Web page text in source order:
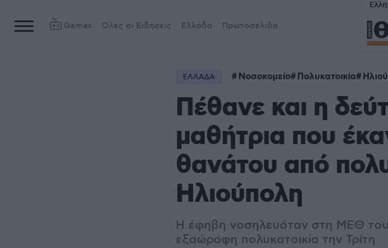
Games Όλες οι Ειδήσεις Ελλάδα Πρωτοσέλιδα
ΕΛΛΑΔΑ Νοσοκομείο Πολυκατοικία
Πέθανε και η
μαθήτρια που
θανάτου από
Ηλιούπολη
Η έφηβη νοσηλευόταν στη ΜΕΘ
εξαώροφη πολυκατοικία την Τρίτη